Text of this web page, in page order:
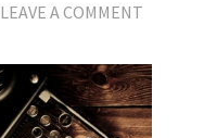
LEAVE A COMMENT